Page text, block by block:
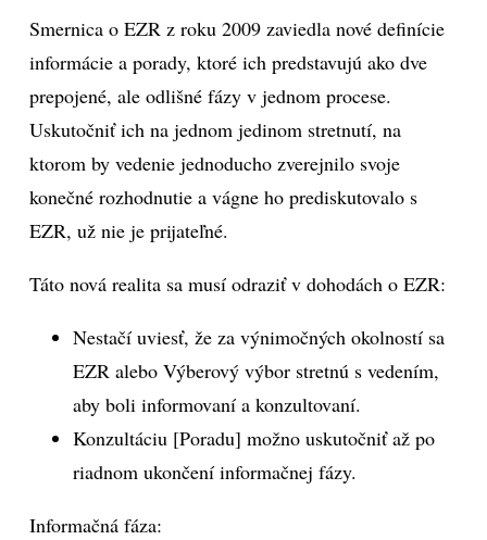
Smernica o EZR z roku 2009 zaviedla nové definície
informácie a porady, ktoré ich predstavujú ako dve
prepojené, ale odlišné fázy v jednom procese.
Uskutočniť ich na jednom jedinom stretnutí, na
ktorom by vedenie jednoducho zverejnilo svoje
konečné rozhodnutie a vágne ho prediskutovalo s
EZR, už nie je prijateľné.
Táto nová realita sa musí odraziť v dohodách o EZR:
Nestačí uviesť, že za výnimočných okolností sa
EZR alebo Výberový výbor stretnú s vedením,
aby boli informovaní a konzultovaní.
Konzultáciu [Poradu] možno uskutočniť až po
riadnom ukončení informačnej fázy.
Informačná fáza: